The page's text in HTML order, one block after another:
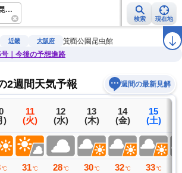
箕面公園昆虫館
検索 現在地
報 地震情報 警報・注意報 ラ
近畿 大阪府
箕面公園昆虫館
｜今後の予想進路
2週間天気予報 週間の最新見解
)
℃
11
(火)
31 ℃
12
(水)
28 ℃
13
(木)
30 ℃
14
(金)
32 ℃
15
(土)
33 ℃